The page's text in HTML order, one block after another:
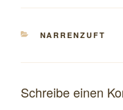
KATEGORIEN
NARRENZUFT
Schreibe einen